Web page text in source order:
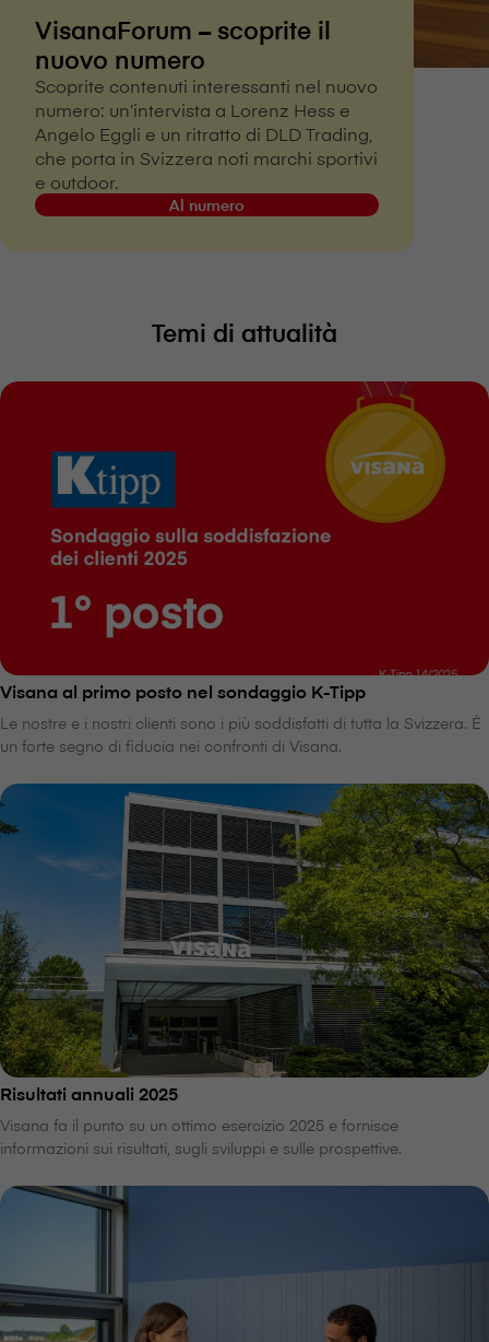
VisanaForum – scoprite il
nuovo numero
Scoprite contenuti interessanti nel nuovo
numero: un’intervista a Lorenz Hess e
Angelo Eggli e un ritratto di DLD Trading,
che porta in Svizzera noti marchi sportivi
e outdoor.
Al numero
Temi di attualità
V⁠i⁠s⁠a⁠n⁠a al primo posto nel sondaggio K-Tipp
Le nostre e i nostri clienti sono i più soddisfatti di tutta la Svizzera. È
un forte segno di fiducia nei confronti di V⁠i⁠s⁠a⁠n⁠a.
Risultati annuali 2025
V⁠i⁠s⁠a⁠n⁠a fa il punto su un ottimo esercizio 2025 e fornisce
informazioni sui risultati, sugli sviluppi e sulle prospettive.